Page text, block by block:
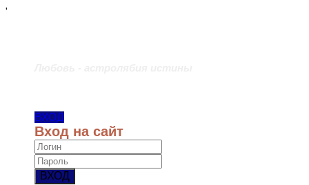
'
ВХОД
Вход на сайт
ВХОД